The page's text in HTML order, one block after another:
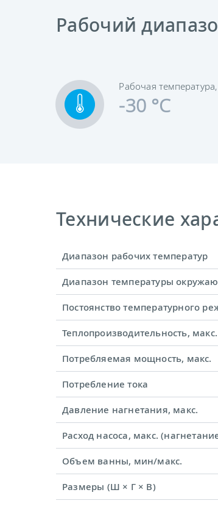
Рабочий
Рабочая
-30 °C
Технические
Диапазон рабочих температур
Диапазон температуры
Постоянство температурного
Теплопроизводительность, макс.
Потребляемая мощность, макс.
Потребление тока
Давление нагнетания, макс.
Расход насоса, макс.
Объем ванны, мин/макс.
Размеры (Ш × Г × В)